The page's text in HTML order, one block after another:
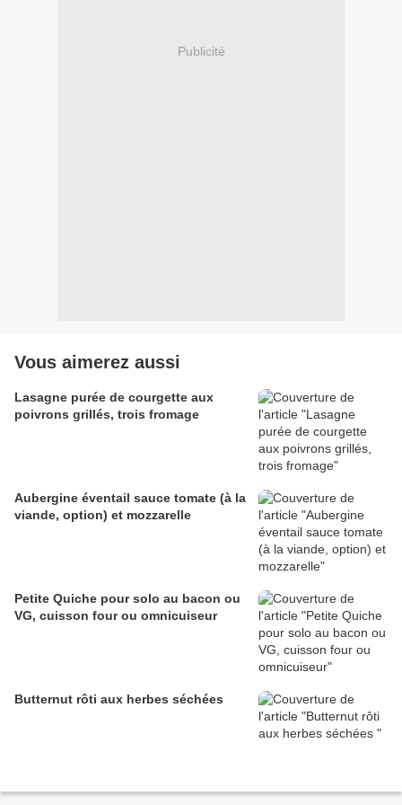
Publicité
Vous aimerez aussi
Lasagne purée de courgette aux
poivrons grillés, trois fromage
Aubergine éventail sauce tomate (à la
viande, option) et mozzarelle
Petite Quiche pour solo au bacon ou
VG, cuisson four ou omnicuiseur
Butternut rôti aux herbes séchées